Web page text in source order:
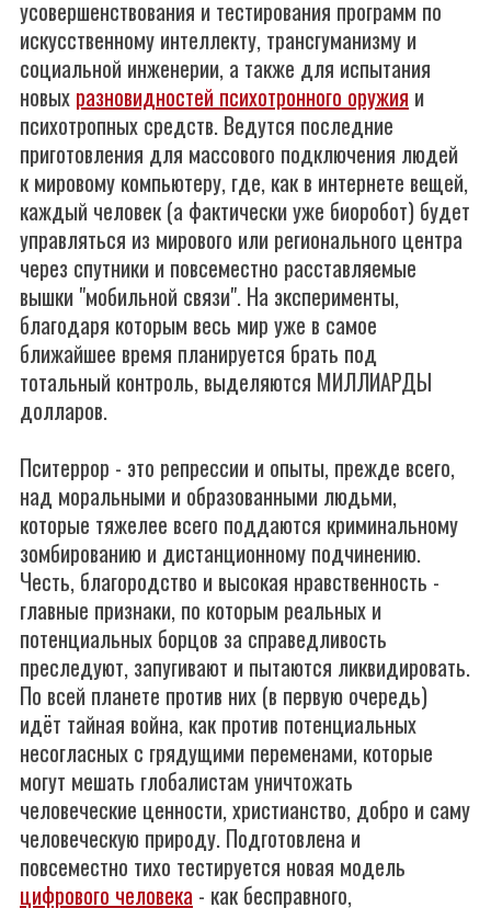
усовершенствования и тестирования программ по
искусственному интеллекту, трансгуманизму и
социальной инженерии, а также для испытания
новых разновидностей психотронного оружия и
психотропных средств. Ведутся последние
приготовления для массового подключения людей
к мировому компьютеру, где, как в интернете вещей,
каждый человек (а фактически уже биоробот) будет
управляться из мирового или регионального центра
через спутники и повсеместно расставляемые
вышки "мобильной связи". На эксперименты,
благодаря которым весь мир уже в самое
ближайшее время планируется брать под
тотальный контроль, выделяются МИЛЛИАРДЫ
долларов.
Пситеррор - это репрессии и опыты, прежде всего,
над моральными и образованными людьми,
которые тяжелее всего поддаются криминальному
зомбированию и дистанционному подчинению.
Честь, благородство и высокая нравственность -
главные признаки, по которым реальных и
потенциальных борцов за справедливость
преследуют, запугивают и пытаются ликвидировать.
По всей планете против них (в первую очередь)
идёт тайная война, как против потенциальных
несогласных с грядущими переменами, которые
могут мешать глобалистам уничтожать
человеческие ценности, христианство, добро и саму
человеческую природу. Подготовлена и
повсеместно тихо тестируется новая модель
цифрового человека - как бесправного,